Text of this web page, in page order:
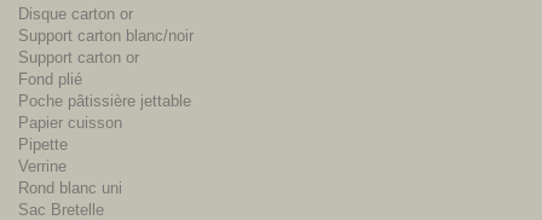
Disque carton or
Support carton blanc/noir
Support carton or
Fond plié
Poche pâtissière jettable
Papier cuisson
Pipette
Verrine
Rond blanc uni
Sac Bretelle